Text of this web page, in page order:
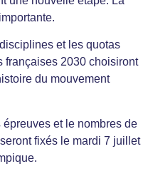
et les quotas
françaises 2030 choisiront
du mouvement
et le nombres de
fixés le mardi 7 juillet